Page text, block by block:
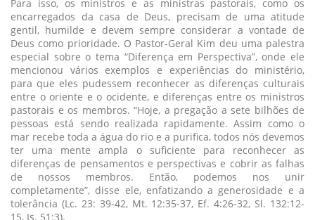
Para isso, os ministros e as ministras pastorais, como os
encarregados da casa de Deus, precisam de uma atitude
gentil, humilde e devem sempre considerar a vontade de
Deus como prioridade. O Pastor-Geral Kim deu uma palestra
especial sobre o tema “Diferença em Perspectiva”, onde ele
mencionou vários exemplos e experiências do ministério,
para que eles pudessem reconhecer as diferenças culturais
entre o oriente e o ocidente, e diferenças entre os ministros
pastorais e os membros. “Hoje, a pregação a sete bilhões de
pessoas está sendo realizada rapidamente. Assim como o
mar recebe toda a água do rio e a purifica, todos nós devemos
ter uma mente ampla o suficiente para reconhecer as
diferenças de pensamentos e perspectivas e cobrir as falhas
de nossos membros. Então, podemos nos unir
completamente”, disse ele, enfatizando a generosidade e a
tolerância (Lc. 23: 39-42, Mt. 12:35-37, Ef. 4:26-32, Sl. 132:12-
15, Is. 51:3).